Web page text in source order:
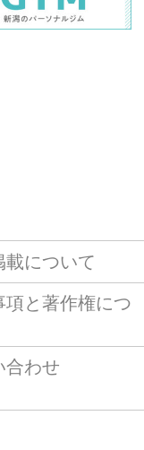
載について
項と著作権につ
合わせ